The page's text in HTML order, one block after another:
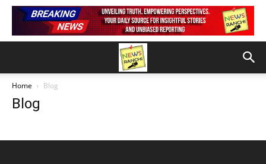
Home Blog
Blog